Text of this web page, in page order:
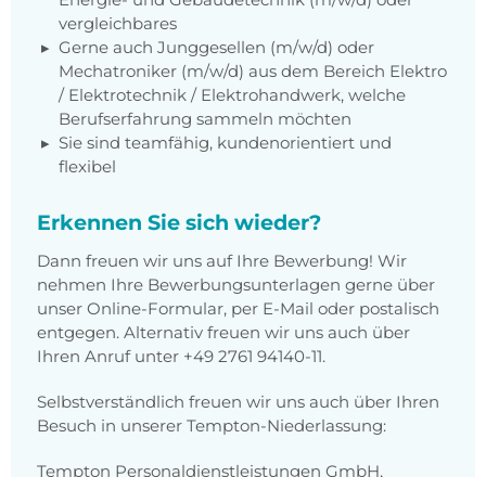
vergleichbares
Gerne auch Junggesellen (m/w/d) oder
Mechatroniker (m/w/d) aus dem Bereich Elektro
/ Elektrotechnik / Elektrohandwerk, welche
Berufserfahrung sammeln möchten
Sie sind teamfähig, kundenorientiert und
flexibel
Erkennen Sie sich wieder?
Dann freuen wir uns auf Ihre Bewerbung! Wir
nehmen Ihre Bewerbungsunterlagen gerne über
unser Online-Formular, per E-Mail oder postalisch
entgegen. Alternativ freuen wir uns auch über
Ihren Anruf unter +49 2761 94140-11.
Selbstverständlich freuen wir uns auch über Ihren
Besuch in unserer Tempton-Niederlassung:
Tempton Personaldienstleistungen GmbH,